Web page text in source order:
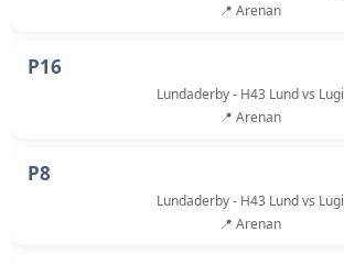
📍 Arenan
P16
Lundaderby - H43 Lund vs Lugi
📍 Arenan
P8
Lundaderby - H43 Lund vs Lugi
📍 Arenan